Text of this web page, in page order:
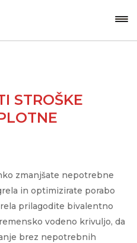
STROŠKE
zmanjšate nepotrebne
in optimizirate porabo
prilagodite bivalentno
vodeno krivuljo, da
brez nepotrebnih